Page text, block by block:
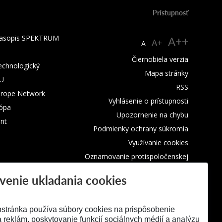
SPEKTRUM
Network
Prístupnosť
A A+ A++
Čiernobiela verzia
Mapa stránky
RSS
Vyhlásenie o prístupnosti
Upozornenie na chybu
Podmienky ochrany súkromia
Využívanie cookies
Oznamovanie protispoločenskej
ukladania cookies
používa súbory cookies na prispôsobenie
reklám, poskytovanie funkcií sociálnych médií a analýzu